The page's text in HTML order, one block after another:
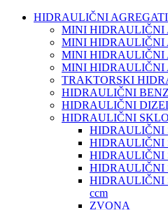
HIDRAULIČNI AGREGATI
MINI HIDRAULIČNI
MINI HIDRAULIČNI
MINI HIDRAULIČNI
MINI HIDRAULIČNI
TRAKTORSKI
HIDRAULIČNI
HIDRAULIČNI
HIDRAULIČNI
HIDRAULIČNI
HIDRAULIČNI
HIDRAULIČNI
HIDRAULIČNI
HIDRAULIČNI
ccm
ZVONA